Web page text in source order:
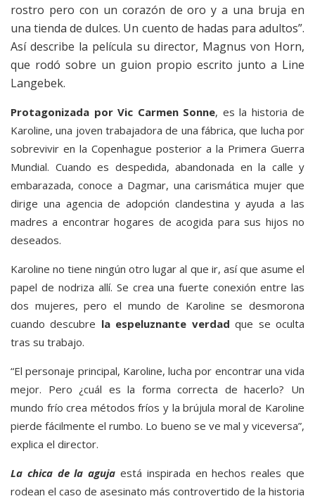
rostro pero con un corazón de oro y a una bruja en
una tienda de dulces. Un cuento de hadas para adultos”.
Así describe la película su director, Magnus von Horn,
que rodó sobre un guion propio escrito junto a Line
Langebek.
Protagonizada por Vic Carmen Sonne, es la historia de
Karoline, una joven trabajadora de una fábrica, que lucha por
sobrevivir en la Copenhague posterior a la Primera Guerra
Mundial. Cuando es despedida, abandonada en la calle y
embarazada, conoce a Dagmar, una carismática mujer que
dirige una agencia de adopción clandestina y ayuda a las
madres a encontrar hogares de acogida para sus hijos no
deseados.
Karoline no tiene ningún otro lugar al que ir, así que asume el
papel de nodriza allí. Se crea una fuerte conexión entre las
dos mujeres, pero el mundo de Karoline se desmorona
cuando descubre la espeluznante verdad que se oculta
tras su trabajo.
“El personaje principal, Karoline, lucha por encontrar una vida
mejor. Pero ¿cuál es la forma correcta de hacerlo? Un
mundo frío crea métodos fríos y la brújula moral de Karoline
pierde fácilmente el rumbo. Lo bueno se ve mal y viceversa”,
explica el director.
La chica de la aguja está inspirada en hechos reales que
rodean el caso de asesinato más controvertido de la historia